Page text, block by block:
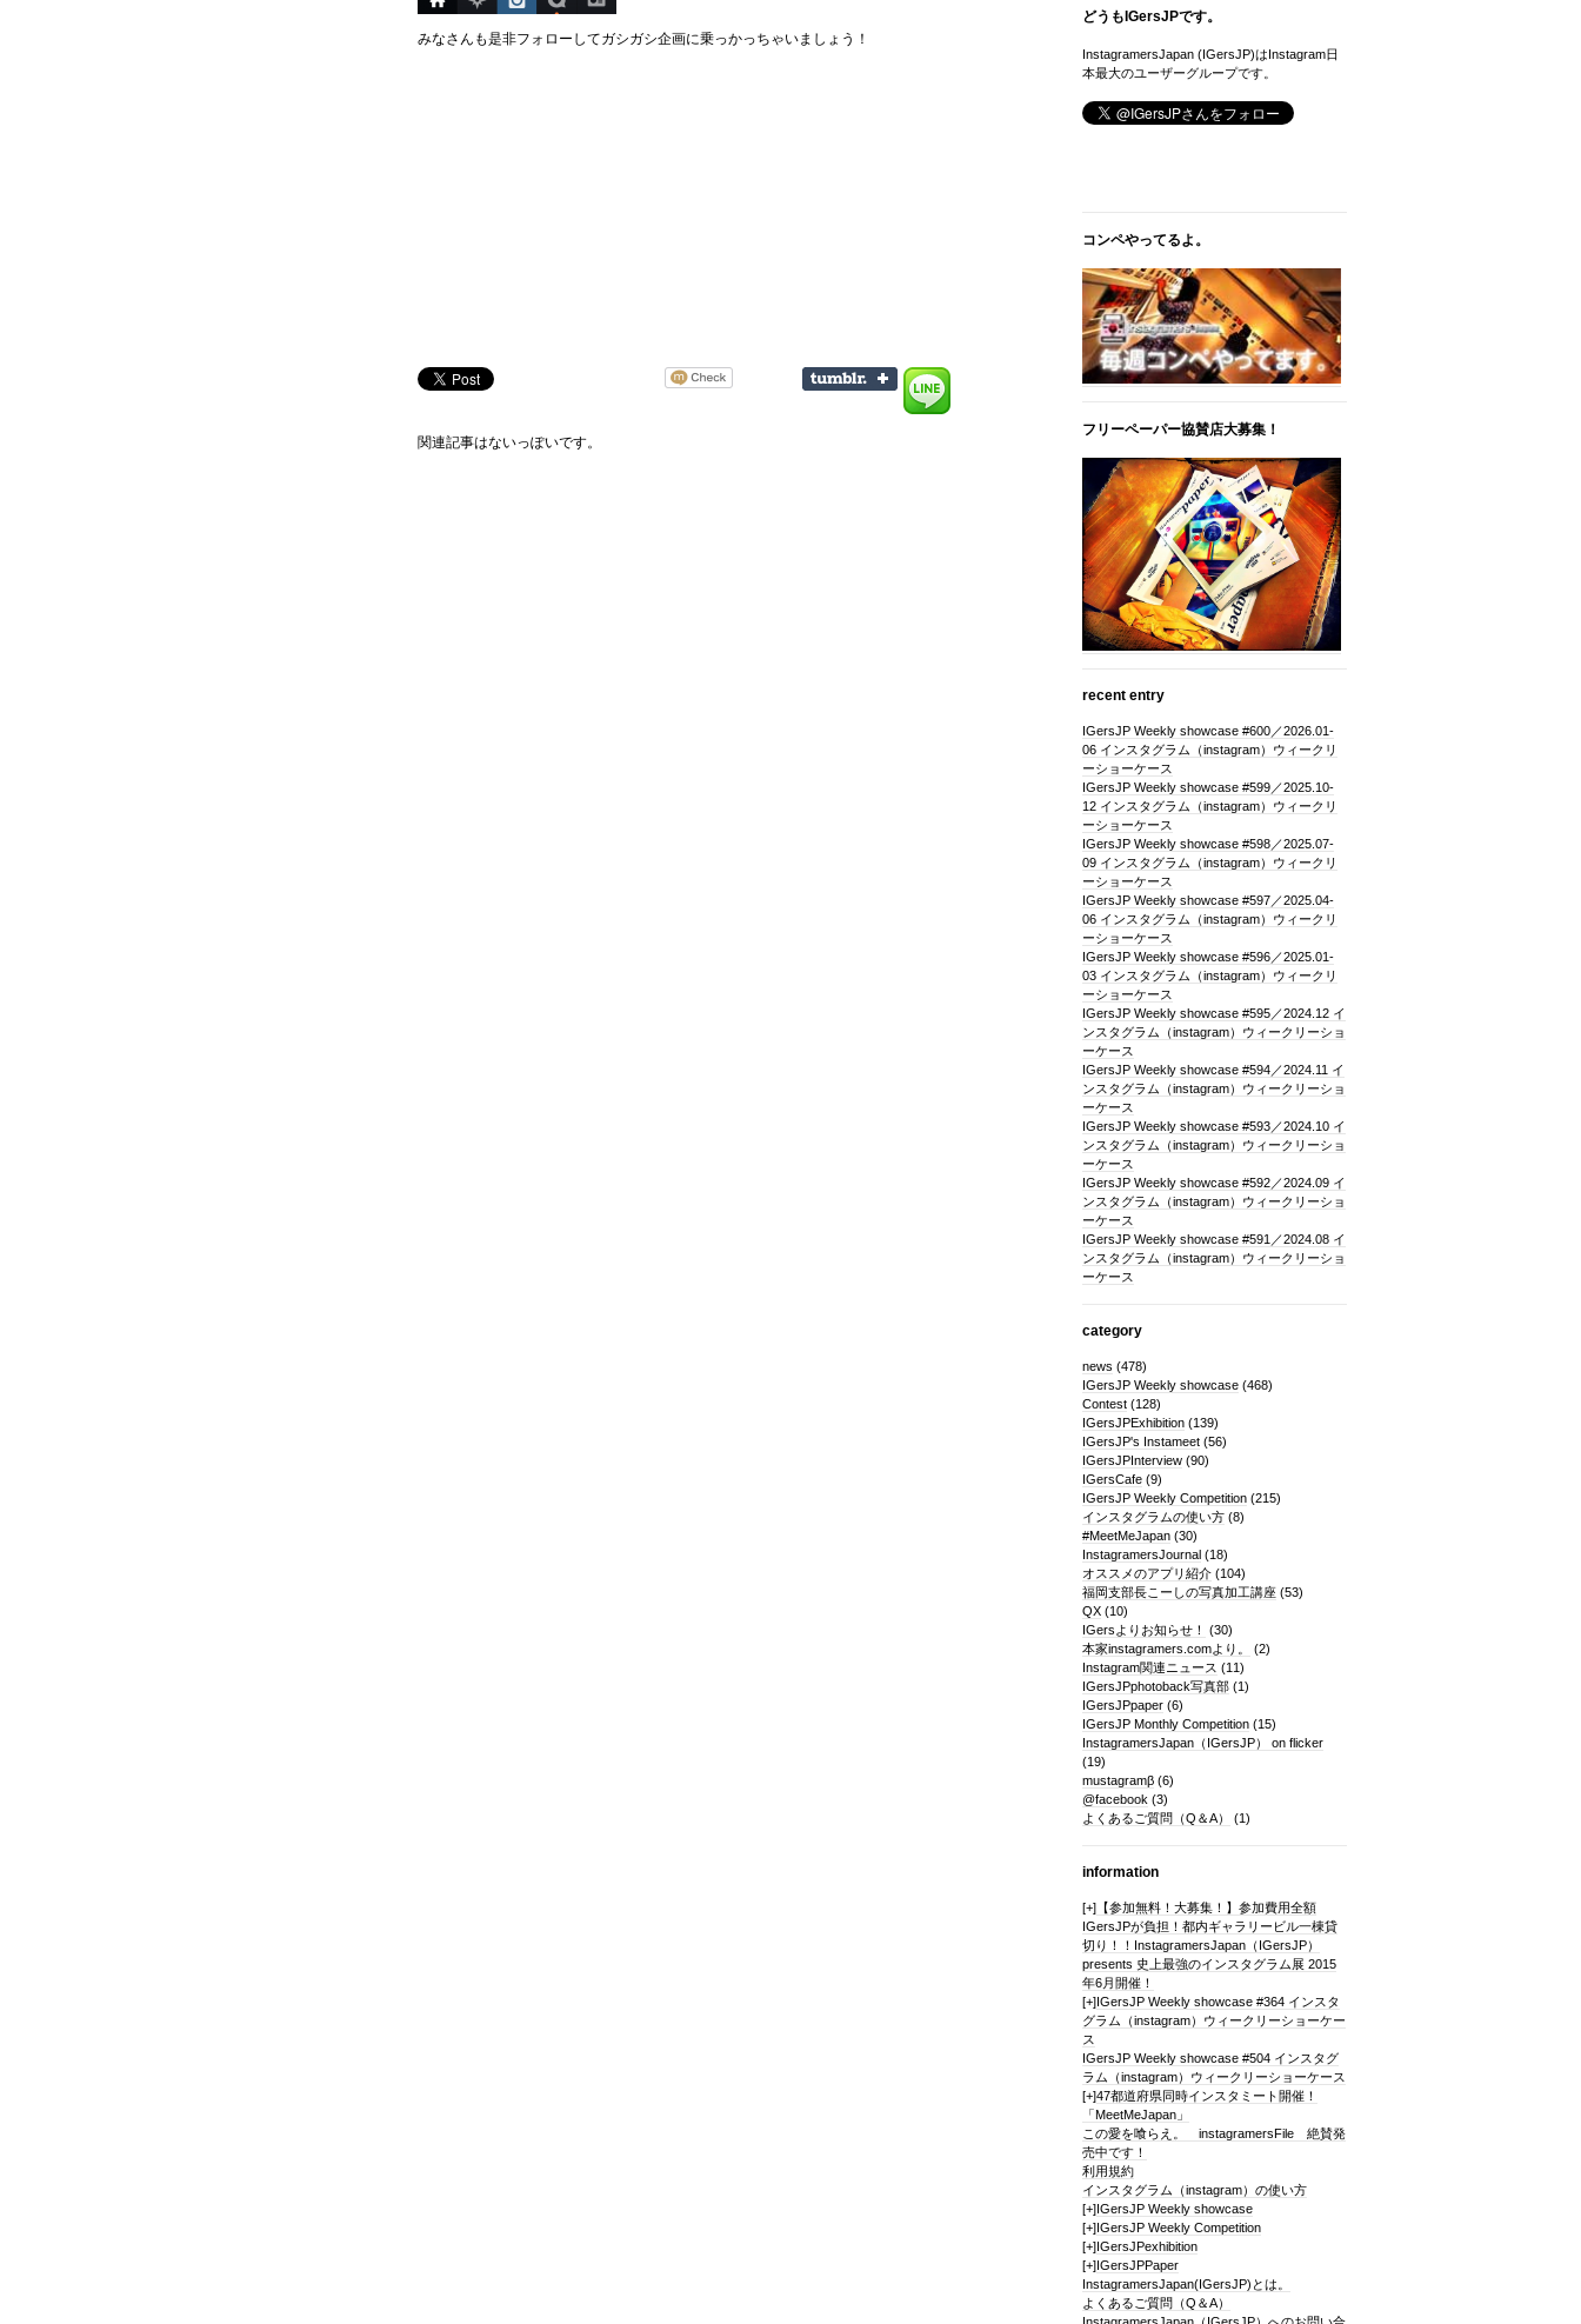
みなさんも是非フォローしてガシガシ企画に乗っかっちゃいましょう！
関連記事はないっぽいです。
どうもIGersJPです。
InstagramersJapan (IGersJP)はInstagram日
本最大のユーザーグループです。
コンペやってるよ。
フリーペーパー協賛店大募集！
recent entry
IGersJP Weekly showcase #600／2026.01-
06 インスタグラム（instagram）ウィークリ
ーショーケース
IGersJP Weekly showcase #599／2025.10-
12 インスタグラム（instagram）ウィークリ
ーショーケース
IGersJP Weekly showcase #598／2025.07-
09 インスタグラム（instagram）ウィークリ
ーショーケース
IGersJP Weekly showcase #597／2025.04-
06 インスタグラム（instagram）ウィークリ
ーショーケース
IGersJP Weekly showcase #596／2025.01-
03 インスタグラム（instagram）ウィークリ
ーショーケース
IGersJP Weekly showcase #595／2024.12 イ
ンスタグラム（instagram）ウィークリーショ
ーケース
IGersJP Weekly showcase #594／2024.11 イ
ンスタグラム（instagram）ウィークリーショ
ーケース
IGersJP Weekly showcase #593／2024.10 イ
ンスタグラム（instagram）ウィークリーショ
ーケース
IGersJP Weekly showcase #592／2024.09 イ
ンスタグラム（instagram）ウィークリーショ
ーケース
IGersJP Weekly showcase #591／2024.08 イ
ンスタグラム（instagram）ウィークリーショ
ーケース
category
news (478)
IGersJP Weekly showcase(468)
Contest(128)
IGersJPExhibition(139)
IGersJP's Instameet(56)
IGersJPInterview(90)
IGersCafe(9)
IGersJP Weekly Competition(215)
インスタグラムの使い方(8)
#MeetMeJapan(30)
InstagramersJournal(18)
オススメのアプリ紹介(104)
福岡支部長こーしの写真加工講座(53)
QX(10)
IGersよりお知らせ！
(30)
本家instagramers.comより。
(2)
Instagram関連ニュース (11)
IGersJPphotoback写真部(1)
IGersJPpaper(6)
IGersJP Monthly Competition(15)
InstagramersJapan（IGersJP） on flicker
(19)
mustagramβ(6)
@facebook (3)
よくあるご質問（Q＆A）
(1)
information
[+]【参加無料！大募集！】参加費用全額
IGersJPが負担！都内ギャラリービル一棟貸
切り！！InstagramersJapan（IGersJP）
presents 史上最強のインスタグラム展 2015
年6月開催！
[+]IGersJP Weekly showcase #364 インスタ
グラム（instagram）ウィークリーショーケー
ス
IGersJP Weekly showcase #504 インスタグ
ラム（instagram）ウィークリーショーケース
[+]47都道府県同時インスタミート開催！
「MeetMeJapan」
この愛を喰らえ。 instagramersFile 絶賛発
売中です！
利用規約
インスタグラム（instagram）の使い方
[+]IGersJP Weekly showcase
[+]IGersJP Weekly Competition
[+]IGersJPexhibition
[+]IGersJPPaper
InstagramersJapan(IGersJP)とは。
よくあるご質問（Q＆A）